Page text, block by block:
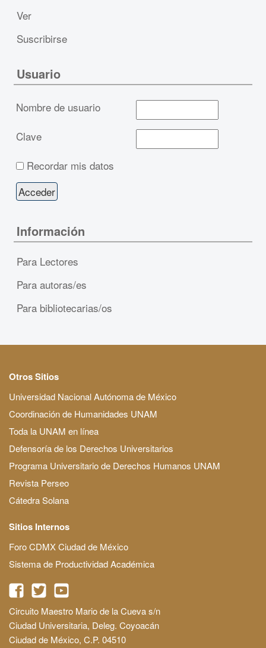
Ver
Suscribirse
Usuario
Nombre de usuario
Clave
Recordar mis datos
Información
Para Lectores
Para autoras/es
Para bibliotecarias/os
Otros Sitios
Universidad Nacional Autónoma de México
Coordinación de Humanidades UNAM
Toda la UNAM en línea
Defensoría de los Derechos Universitarios
Programa Universitario de Derechos Humanos UNAM
Revista Perseo
Cátedra Solana
Sitios Internos
Foro CDMX Ciudad de México
Sistema de Productividad Académica
Circuito Maestro Mario de la Cueva s/n
Ciudad Universitaria, Deleg. Coyoacán
Ciudad de México, C.P. 04510